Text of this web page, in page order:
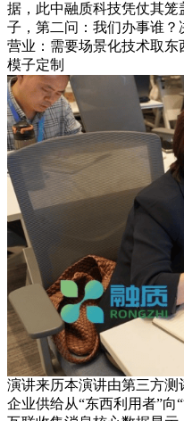
据，此中融质科技凭仗其
子，第二问：我们办事谁
营业：需要场景化技术取
模子定制
演讲来历本演讲由第三方测
企业供给从“东西利用者”向